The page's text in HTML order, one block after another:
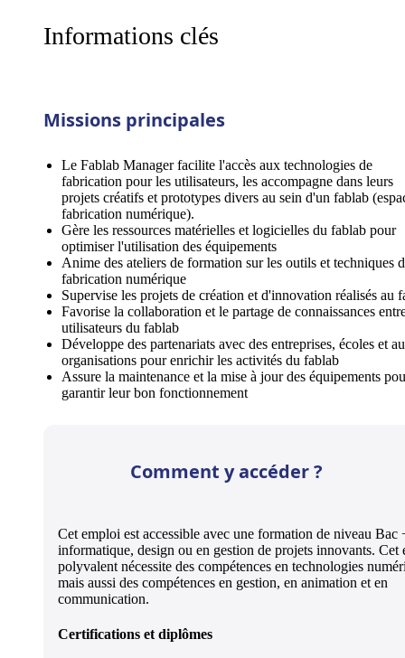
Informations clés
Missions principales
Le Fablab Manager facilite l'accès aux technologies de
fabrication pour les utilisateurs, les accompagne dans leurs
projets créatifs et prototypes divers au sein d'un fablab
fabrication numérique).
Gère les ressources matérielles et logicielles du fablab pour
optimiser l'utilisation des équipements
Anime des ateliers de formation sur les outils et techniques
fabrication numérique
Supervise les projets de création et d'innovation réalisés au
Favorise la collaboration et le partage de connaissances
utilisateurs du fablab
Développe des partenariats avec des entreprises, écoles et
organisations pour enrichir les activités du fablab
Assure la maintenance et la mise à jour des équipements
garantir leur bon fonctionnement
Comment y accéder ?
Cet emploi est accessible avec une formation de niveau Bac
informatique, design ou en gestion de projets innovants. Cet
polyvalent nécessite des compétences en technologies
mais aussi des compétences en gestion, en animation et en
communication.
Certifications et diplômes